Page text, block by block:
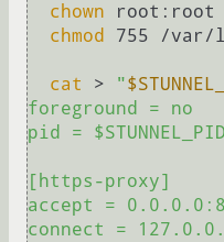
chown root:root
chmod
755 /var/
cat > "
foreground = no
pid = $STUNNEL_PID
[https-proxy]
accept =
connect =